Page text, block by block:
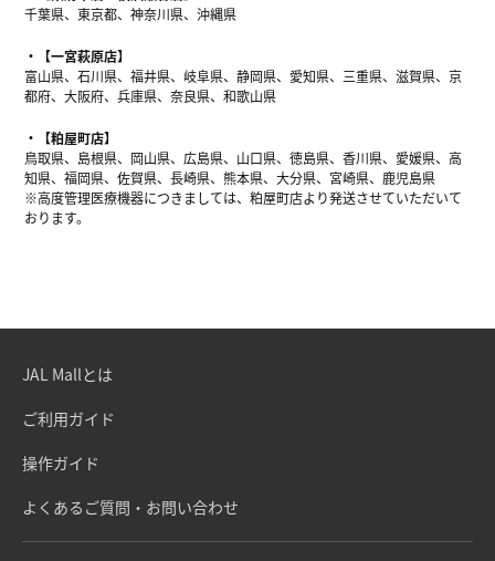
千葉県、東京都、神奈川県、沖縄県
【一宮萩原店】
富山県、石川県、福井県、岐阜県、静岡県、愛知県、三重県、滋賀県、京
都府、大阪府、兵庫県、奈良県、和歌山県
【粕屋町店】
鳥取県、島根県、岡山県、広島県、山口県、徳島県、香川県、愛媛県、高
知県、福岡県、佐賀県、長崎県、熊本県、大分県、宮崎県、鹿児島県
※高度管理医療機器につきましては、粕屋町店より発送させていただいて
おります。
JAL Mallとは
ご利用ガイド
操作ガイド
よくあるご質問・お問い合わせ